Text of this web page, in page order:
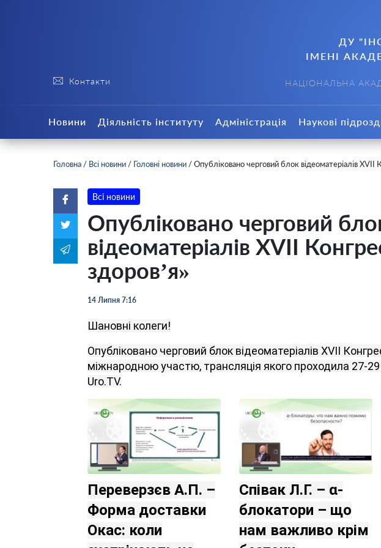
Контакти
ДУ
ІМЕНІ
НАЦІОНАЛЬНА
Новини Діяльність інституту Адміністрація Наукові
Головна / Всі новини / Головні новини /Опубліковано черговий блок відеоматеріалів XVII
Всі новини
Опубліковано черговий
відеоматеріалів XVII
здоров’я»
14 Липня 7:16
Шановні колеги!
Опубліковано черговий блок відеоматеріалів XVII
міжнародною участю, трансляція якого проходила 27-29
Uro.TV.
Переверзєв А.П. –
Форма доставки
Окас: коли
Співак Л.Г. – α-
блокатори – що
нам важливо крім